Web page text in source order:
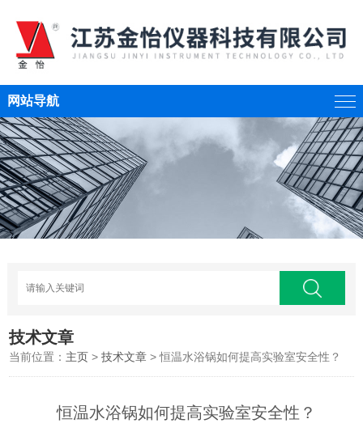
网站导航
技术文章
当前位置： 主页 >技术文章 > 恒温水浴锅如何提高实验室安全性？
恒温水浴锅如何提高实验室安全性？